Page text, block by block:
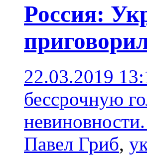
Россия:
22.03.2019
бессрочную
невиновности.
Павел Гриб,